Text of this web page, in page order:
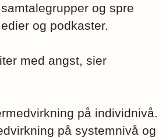
og spre
og podkaster.
med angst, sier
på individnivå.
på systemnivå og